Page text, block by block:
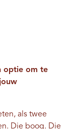
optie om te
als twee
Die boog. Die